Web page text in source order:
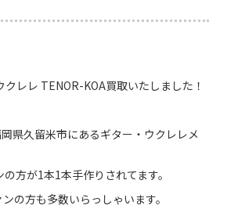
レレ TENOR-KOA買取いたしました！
県久留米市にあるギター・ウクレレメ
方が1本1本手作りされてます。
の方も多数いらっしゃいます。